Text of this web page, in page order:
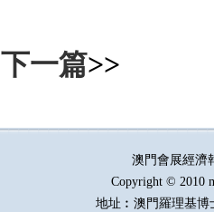
下一篇>>
澳門會展經
Copyright © 2010
地址︰澳門羅理基博